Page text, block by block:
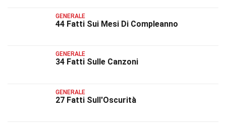
GENERALE
44 Fatti Sui Mesi Di Compleanno
GENERALE
34 Fatti Sulle Canzoni
GENERALE
27 Fatti Sull'Oscurità